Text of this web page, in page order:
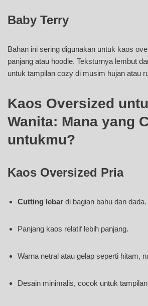
Baby Terry
Bahan ini sering digunakan untuk kaos
panjang atau hoodie. Teksturnya lembut
untuk tampilan cozy di musim hujan atau
Kaos Oversized
Wanita: Mana yang
untukmu?
Kaos Oversized Pria
Cutting lebar di bagian bahu dan dada.
Panjang kaos relatif lebih panjang.
Warna netral atau gelap seperti hitam,
Desain minimalis, cocok untuk